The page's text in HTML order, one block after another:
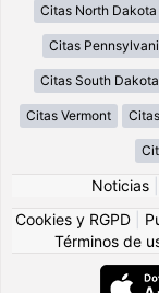
Citas North Dakota
Citas
Citas South Dakota
Citas Vermont
Noticias
Cookies y RGPD
Términos de